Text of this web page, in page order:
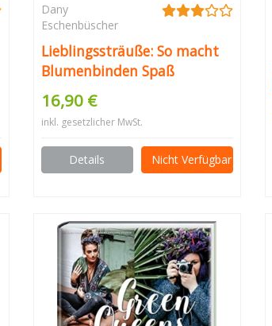
Dany
Eschenbüscher
Lieblingssträuße: So macht
Blumenbinden Spaß
16,90 €
inkl. gesetzlicher MwSt.
Details Nicht Verfügbar